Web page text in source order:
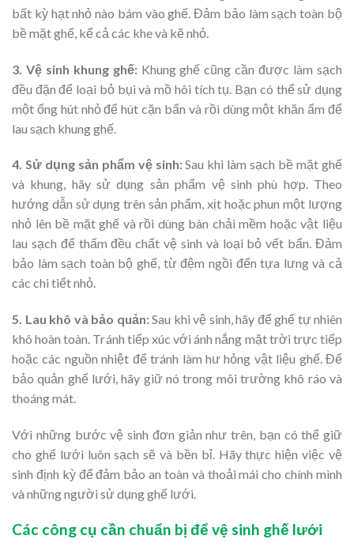
bất kỳ hạt nhỏ nào bám vào ghế. Đảm bảo làm sạch toàn bộ
bề mặt ghế, kể cả các khe và kẽ nhỏ.
3. Vệ sinh khung ghế:Khung ghế cũng cần được làm sạch
đều đặn để loại bỏ bụi và mồ hôi tích tụ. Bạn có thể sử dụng
một ống hút nhỏ để hút cặn bẩn và rồi dùng một khăn ẩm để
lau sạch khung ghế.
4. Sử dụng sản phẩm vệ sinh:Sau khi làm sạch bề mặt ghế
và khung, hãy sử dụng sản phẩm vệ sinh phù hợp. Theo
hướng dẫn sử dụng trên sản phẩm, xịt hoặc phun một lượng
nhỏ lên bề mặt ghế và rồi dùng bàn chải mềm hoặc vật liệu
lau sạch để thấm đều chất vệ sinh và loại bỏ vết bẩn. Đảm
bảo làm sạch toàn bộ ghế, từ đệm ngồi đến tựa lưng và cả
các chi tiết nhỏ.
5. Lau khô và bảo quản:Sau khi vệ sinh, hãy để ghế tự nhiên
khô hoàn toàn. Tránh tiếp xúc với ánh nắng mặt trời trực tiếp
hoặc các nguồn nhiệt để tránh làm hư hỏng vật liệu ghế. Để
bảo quản ghế lưới, hãy giữ nó trong môi trường khô ráo và
thoáng mát.
Với những bước vệ sinh đơn giản như trên, bạn có thể giữ
cho ghế lưới luôn sạch sẽ và bền bỉ. Hãy thực hiện việc vệ
sinh định kỳ để đảm bảo an toàn và thoải mái cho chính mình
và những người sử dụng ghế lưới.
Các công cụ cần chuẩn bị để vệ sinh ghế lưới